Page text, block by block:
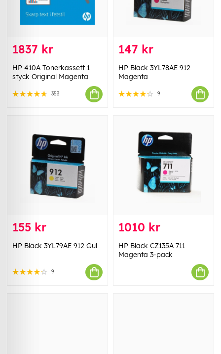
1837 kr
HP 410A Tonerkassett 1
styck Original Magenta
353
147 kr
HP Bläck 3YL78AE 912
Magenta
9
155 kr
HP Bläck 3YL79AE 912 Gul
9
1010 kr
HP Bläck CZ135A 711
Magenta 3-pack